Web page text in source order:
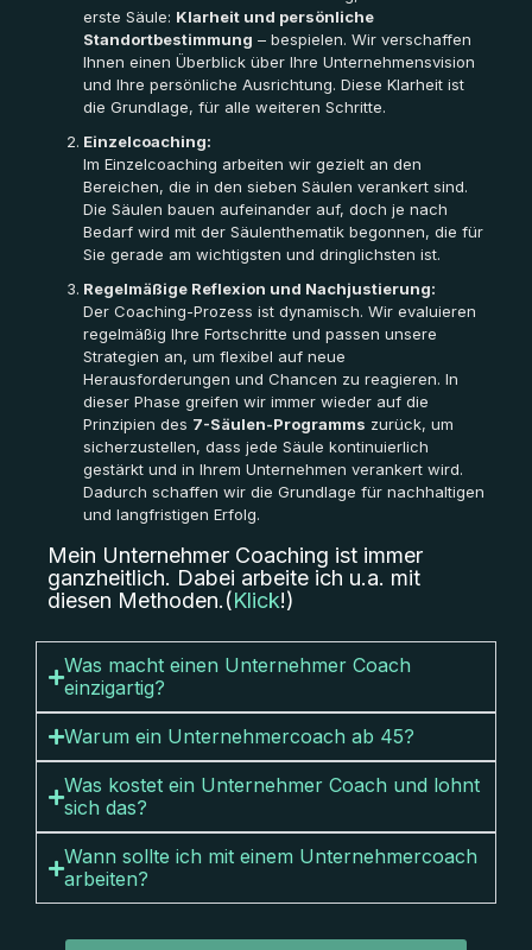
erste Säule: Klarheit und persönliche
Standortbestimmung – bespielen. Wir verschaffen
Ihnen einen Überblick über Ihre Unternehmensvision
und Ihre persönliche Ausrichtung. Diese Klarheit ist
die Grundlage, für alle weiteren Schritte.
Einzelcoaching:
Im Einzelcoaching arbeiten wir gezielt an den
Bereichen, die in den sieben Säulen verankert sind.
Die Säulen bauen aufeinander auf, doch je nach
Bedarf wird mit der Säulenthematik begonnen, die für
Sie gerade am wichtigsten und dringlichsten ist.
Regelmäßige Reflexion und Nachjustierung:
Der Coaching-Prozess ist dynamisch. Wir evaluieren
regelmäßig Ihre Fortschritte und passen unsere
Strategien an, um flexibel auf neue
Herausforderungen und Chancen zu reagieren. In
dieser Phase greifen wir immer wieder auf die
Prinzipien des 7-Säulen-Programms zurück, um
sicherzustellen, dass jede Säule kontinuierlich
gestärkt und in Ihrem Unternehmen verankert wird.
Dadurch schaffen wir die Grundlage für nachhaltigen
und langfristigen Erfolg.
Mein Unternehmer Coaching ist immer
ganzheitlich. Dabei arbeite ich u.a. mit
diesen Methoden.(Klick!)
Was macht einen Unternehmer Coach
einzigartig?
Warum ein Unternehmercoach ab 45?
Was kostet ein Unternehmer Coach und lohnt
sich das?
Wann sollte ich mit einem Unternehmercoach
arbeiten?